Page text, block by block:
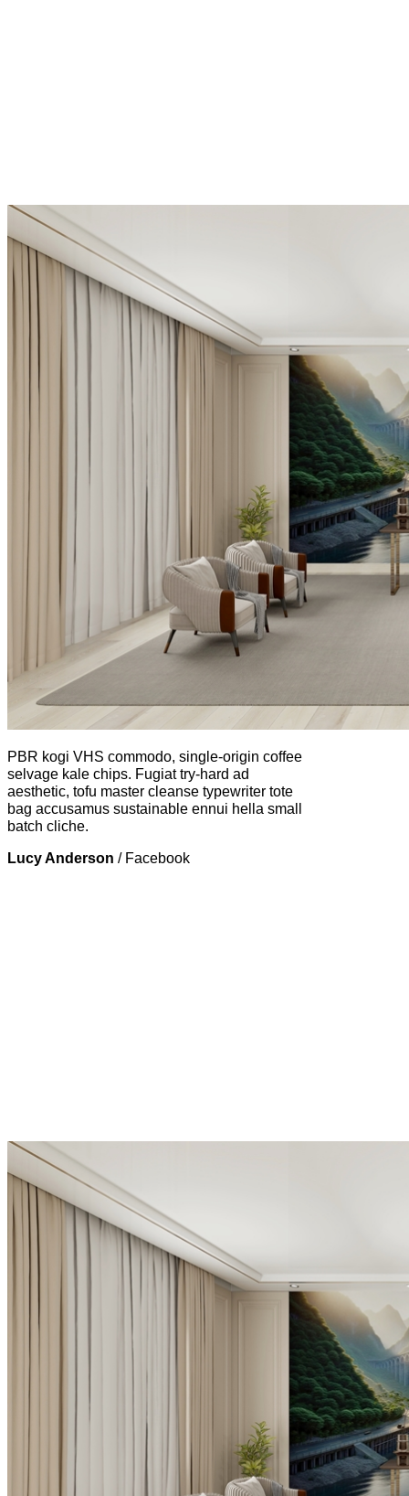
PBR kogi VHS commodo, single-origin coffee
selvage kale chips. Fugiat try-hard ad
aesthetic, tofu master cleanse typewriter tote
bag accusamus sustainable ennui hella small
batch cliche.
Lucy Anderson / Facebook